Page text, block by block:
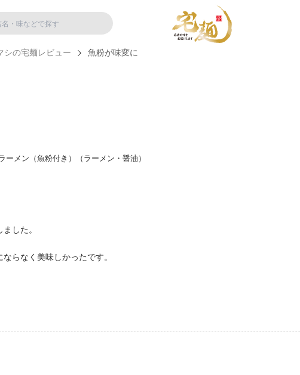
シの宅麺レビュー 魚粉が味変に
メン（魚粉付き）（ラーメン・醤油）
した。
らなく美味しかったです。